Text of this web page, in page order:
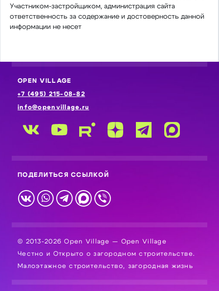
Участником-застройщиком, администрация сайта
ответственность за содержание и достоверность данной
информации не несет
OPEN VILLAGE
+7 (495) 215-08-82
info@openvillage.ru
ПОДЕЛИТЬСЯ ССЫЛКОЙ
© 2013-2026 Open Village — Open Village
Честно и Открыто о загородном строительстве.
Малоэтажное строительство, загородная жизнь